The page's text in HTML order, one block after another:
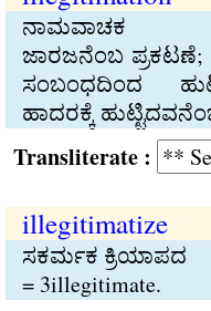
ನಾಮವಾಚಕ
ಜಾರಜನೆಂಬ ಪ್ರಕಟಣೆ;
ಸಂಬಂಧದಿಂದ
ಹಾದರಕ್ಕೆ
:
illegitimatize
ಸಕರ್ಮಕ ಕ್ರಿಯಾಪದ
= 3illegitimate.